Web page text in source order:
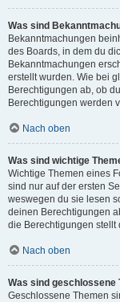
Was sind
Bekanntmachungen
des Boards, in dem du
Bekanntmachungen
erstellt wurden. Wie bei
Berechtigungen ab, ob
Berechtigungen werden
Nach oben
Was sind wichtige
Wichtige Themen eines
sind nur auf der ersten
weswegen du sie lesen
deinen Berechtigungen
die Berechtigungen stellt
Nach oben
Was sind geschlossene
Geschlossene Themen